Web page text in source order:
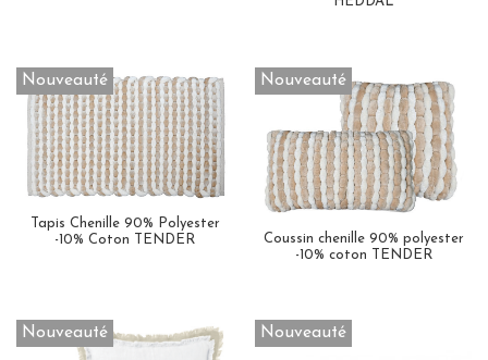
Nouveauté
Tapis Chenille 90% Polyester
-10% Coton TENDER
Nouveauté
Coussin chenille 90% polyester
-10% coton TENDER
Nouveauté Nouveauté